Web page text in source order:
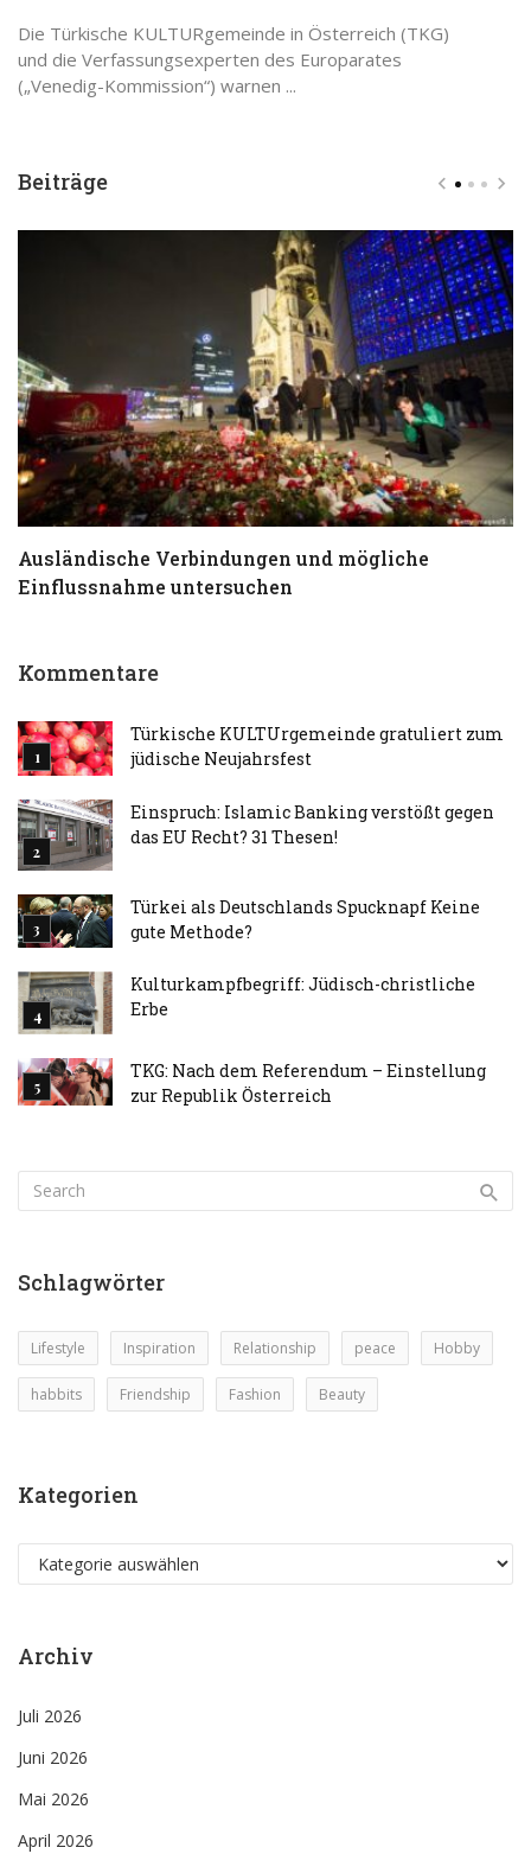
Die Türkische KULTURgemeinde in Österreich (TKG)
und die Verfassungsexperten des Europarates
(„Venedig-Kommission“) warnen ...
Beiträge
Ausländische Verbindungen und mögliche
Einflussnahme untersuchen
Kommentare
Türkische KULTUrgemeinde gratuliert zum
jüdische Neujahrsfest
Einspruch: Islamic Banking verstößt gegen
das EU Recht? 31 Thesen!
Türkei als Deutschlands Spucknapf Keine
gute Methode?
Kulturkampfbegriff: Jüdisch-christliche
Erbe
TKG: Nach dem Referendum – Einstellung
zur Republik Österreich
Schlagwörter
Lifestyle Inspiration Relationship peace Hobby
habbits Friendship Fashion Beauty
Kategorien
Kategorien
Archiv
Juli 2026
Juni 2026
Mai 2026
April 2026